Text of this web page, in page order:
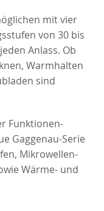
mit vier
von 30 bis
Anlass. Ob
Warmhalten
sind
Funktionen-
Gaggenau-Serie
Mikrowellen-
Wärme- und